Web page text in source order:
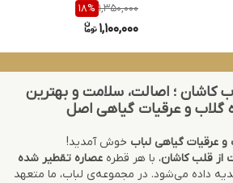
1,350,000
18%
1,100,000
کاشان ؛ اصالت، سلامت و بهترین
گلاب و عرقیات گیاهی اصل
و عرقیات گیاهی لباب خوش آمدید!
از قلب کاشان، با هر قطره عصاره تقطیر شده
داده می‌شود. در مجموعه‌ی لباب، ما متعهد